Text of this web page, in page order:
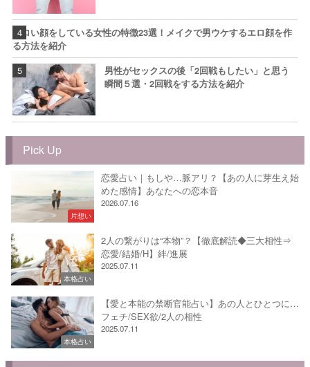
エロい顔をしている女性の特徴23選！メイクで男ウケするエロ顔を作
る方法を紹介
男性がセックスの後「2回戦もしたい」と思う
瞬間５選・2回戦をする方法を紹介
Pick Up
片想い
恋愛占い｜もしや…脈アリ？【あの人に芽生え始
めた感情】あなたへの恋本音
2026.07.16
本格占い
2人の繋がりは“本物”？【徹底解読◆三大相性⇒
恋愛/結婚/H】絆/進展
2025.07.11
本格占い
【愛と本能の禁断官能占い】あの人とひとつに…
フェチ/SEX欲/2人の相性
2025.07.11